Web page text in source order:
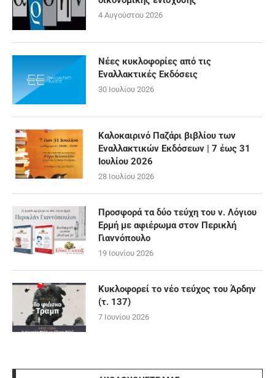
4 Αυγούστου 2026
Νέες κυκλοφορίες από τις
Εναλλακτικές Εκδόσεις
30 Ιουλίου 2026
Καλοκαιρινό Παζάρι βιβλίου των
Εναλλακτικών Εκδόσεων | 7 έως 31
Ιουλίου 2026
28 Ιουλίου 2026
Προσφορά τα δύο τεύχη του ν. Λόγιου
Ερμή με αφιέρωμα στον Περικλή
Γιαννόπουλο
19 Ιουνίου 2026
Κυκλοφορεί το νέο τεύχος του Άρδην
(τ. 137)
7 Ιουνίου 2026